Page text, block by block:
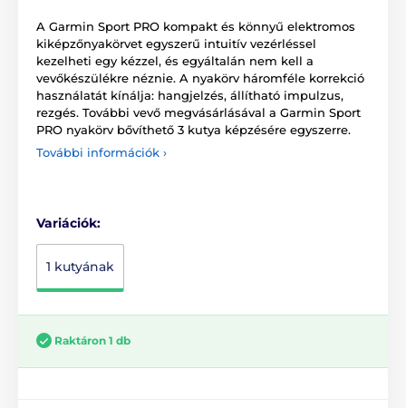
A Garmin Sport PRO kompakt és könnyű elektromos
kiképzőnyakörvet egyszerű intuitív vezérléssel
kezelheti egy kézzel, és egyáltalán nem kell a
vevőkészülékre néznie. A nyakörv háromféle korrekció
használatát kínálja: hangjelzés, állítható impulzus,
rezgés. További vevő megvásárlásával a Garmin Sport
PRO nyakörv bővíthető 3 kutya képzésére egyszerre.
További információk ›
Variációk:
1 kutyának
Raktáron 1 db